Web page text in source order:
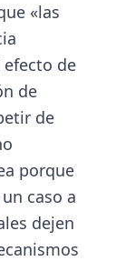
«las
de
de
de
porque
caso a
dejen